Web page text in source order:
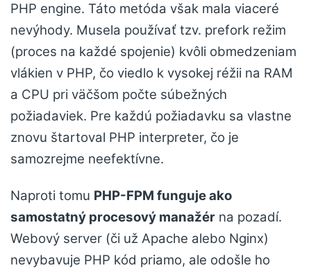
PHP engine. Táto metóda však mala viaceré
nevýhody. Musela používať tzv. prefork režim
(proces na každé spojenie) kvôli obmedzeniam
vlákien v PHP, čo viedlo k vysokej réžii na RAM
a CPU pri väčšom počte súbežných
požiadaviek. Pre každú požiadavku sa vlastne
znovu štartoval PHP interpreter, čo je
samozrejme neefektívne.
Naproti tomu PHP-FPM funguje ako
samostatný procesový manažér na pozadí.
Webový server (či už Apache alebo Nginx)
nevybavuje PHP kód priamo, ale odošle ho